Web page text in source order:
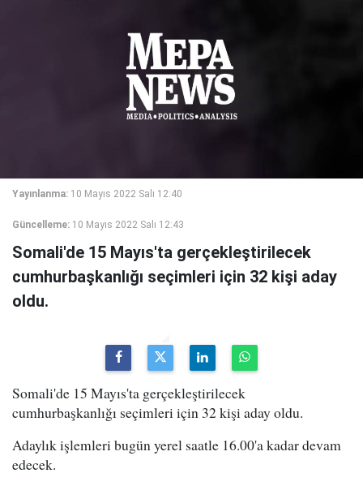
Yayınlanma: 10 Mayıs 2022 Salı 12:40
Güncelleme: 10 Mayıs 2022 Salı 12:43
Somali'de 15 Mayıs'ta gerçekleştirilecek
cumhurbaşkanlığı seçimleri için 32 kişi aday
oldu.
Somali'de 15 Mayıs'ta gerçekleştirilecek
cumhurbaşkanlığı seçimleri için 32 kişi aday oldu.
Adaylık işlemleri bugün yerel saatle 16.00'a kadar devam
edecek.